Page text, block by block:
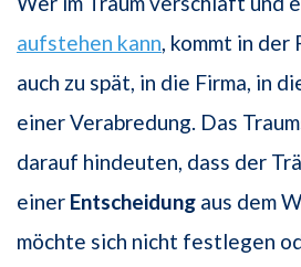
aufstehen kann, kommt in der
auch zu spät, in die Firma, in
einer Verabredung. Das
darauf hindeuten, dass der
einer Entscheidung aus dem
möchte sich nicht festlegen